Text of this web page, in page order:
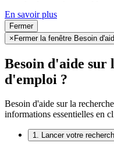
En savoir plus
Fermer
×Fermer la fenêtre Besoin
Besoin d'aide sur
d'emploi ?
Besoin d'aide sur la
informations essentielles en
1. Lancer votre